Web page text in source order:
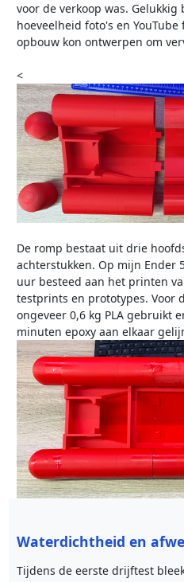
voor de verkoop was.
hoeveelheid foto's en
opbouw kon ontwerpen om
<
De romp bestaat uit drie
achterstukken. Op mijn Ender
uur besteed aan het printen
testprints en prototypes. Voor
ongeveer 0,6 kg PLA gebruikt
minuten epoxy aan elkaar
Waterdichtheid en
Tijdens de eerste drijftest